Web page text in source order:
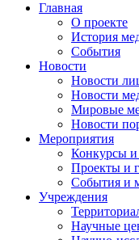
Главная
О проекте
История
События
Новости
Новости
Новости
Мировые
Новости
Мероприятия
Конкурсы и
Проекты и
События и
Учреждения
Научные